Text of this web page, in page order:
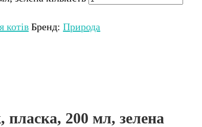
котів Бренд:Природа
200 мл, зелена